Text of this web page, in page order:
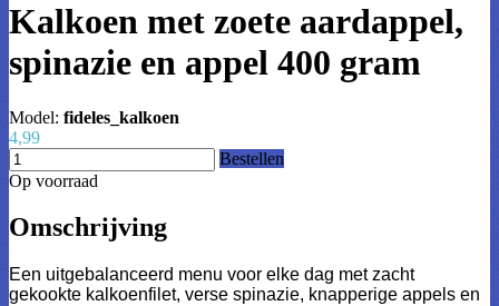
Kalkoen met zoete aardappel,
spinazie en appel 400 gram
Model: fideles_kalkoen
4,99
Bestellen
Op voorraad
Omschrijving
Een uitgebalanceerd menu voor elke dag met zacht
gekookte kalkoenfilet, verse spinazie, knapperige appels en